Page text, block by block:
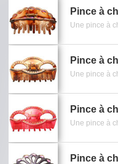
Pince à
Pince à
Pince à
Pince à